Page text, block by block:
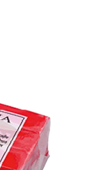
レー
消耗